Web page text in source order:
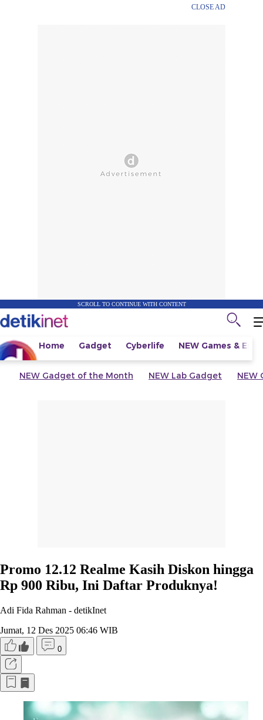
CLOSE AD
SCROLL TO CONTINUE WITH CONTENT
Home Gadget Cyberlife NEW Games &
NEW Gadget of the Month NEW Lab Gadget NEW
Promo 12.12 Realme Kasih Diskon hingga
Rp 900 Ribu, Ini Daftar Produknya!
Adi Fida Rahman - detikInet
Jumat, 12 Des 2025 06:46 WIB
0